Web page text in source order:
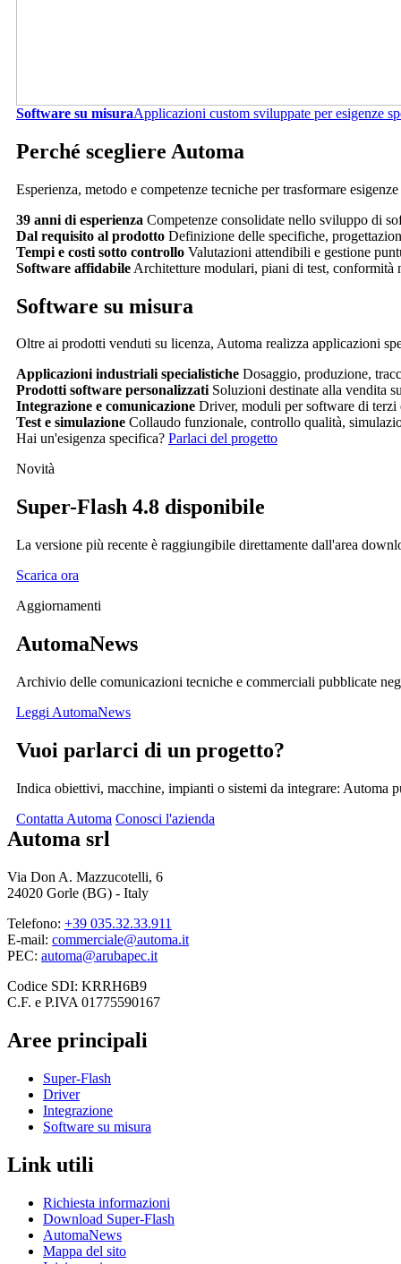
Software su misuraApplicazioni custom sviluppate per esigenze
Perché scegliere Automa
Esperienza, metodo e competenze tecniche per trasformare
39 anni di esperienza Competenze consolidate nello sviluppo di
Dal requisito al prodotto Definizione delle specifiche,
Tempi e costi sotto controllo Valutazioni attendibili e gestione
Software affidabile Architetture modulari, piani di test,
Software su misura
Oltre ai prodotti venduti su licenza, Automa realizza applicazioni
Applicazioni industriali specialistiche Dosaggio, produzione,
Prodotti software personalizzati Soluzioni destinate alla vendita
Integrazione e comunicazione Driver, moduli per software di terzi
Test e simulazione Collaudo funzionale, controllo qualità,
Hai un'esigenza specifica? Parlaci del progetto
Novità
Super-Flash 4.8 disponibile
La versione più recente è raggiungibile direttamente dall'area
Scarica ora
Aggiornamenti
AutomaNews
Archivio delle comunicazioni tecniche e commerciali pubblicate
Leggi AutomaNews
Vuoi parlarci di un progetto?
Indica obiettivi, macchine, impianti o sistemi da integrare: Automa
Contatta Automa Conosci l'azienda
Automa srl
Via Don A. Mazzucotelli, 6
24020 Gorle (BG) - Italy
Telefono: +39 035.32.33.911
E-mail: commerciale@automa.it
PEC: automa@arubapec.it
Codice SDI: KRRH6B9
C.F. e P.IVA 01775590167
Aree principali
Super-Flash
Driver
Integrazione
Software su misura
Link utili
Richiesta informazioni
Download Super-Flash
AutomaNews
Mappa del sito